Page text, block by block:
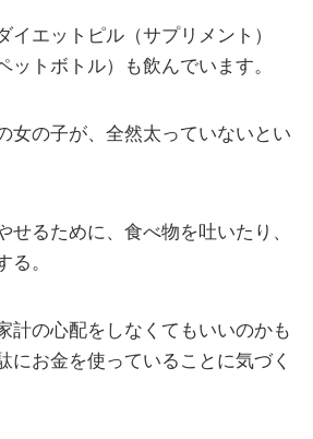
イエットピル（サプリメント）
ットボトル）も飲んでいます。
女の子が、全然太っていないとい
せるために、食べ物を吐いたり、
る。
計の心配をしなくてもいいのかも
にお金を使っていることに気づく